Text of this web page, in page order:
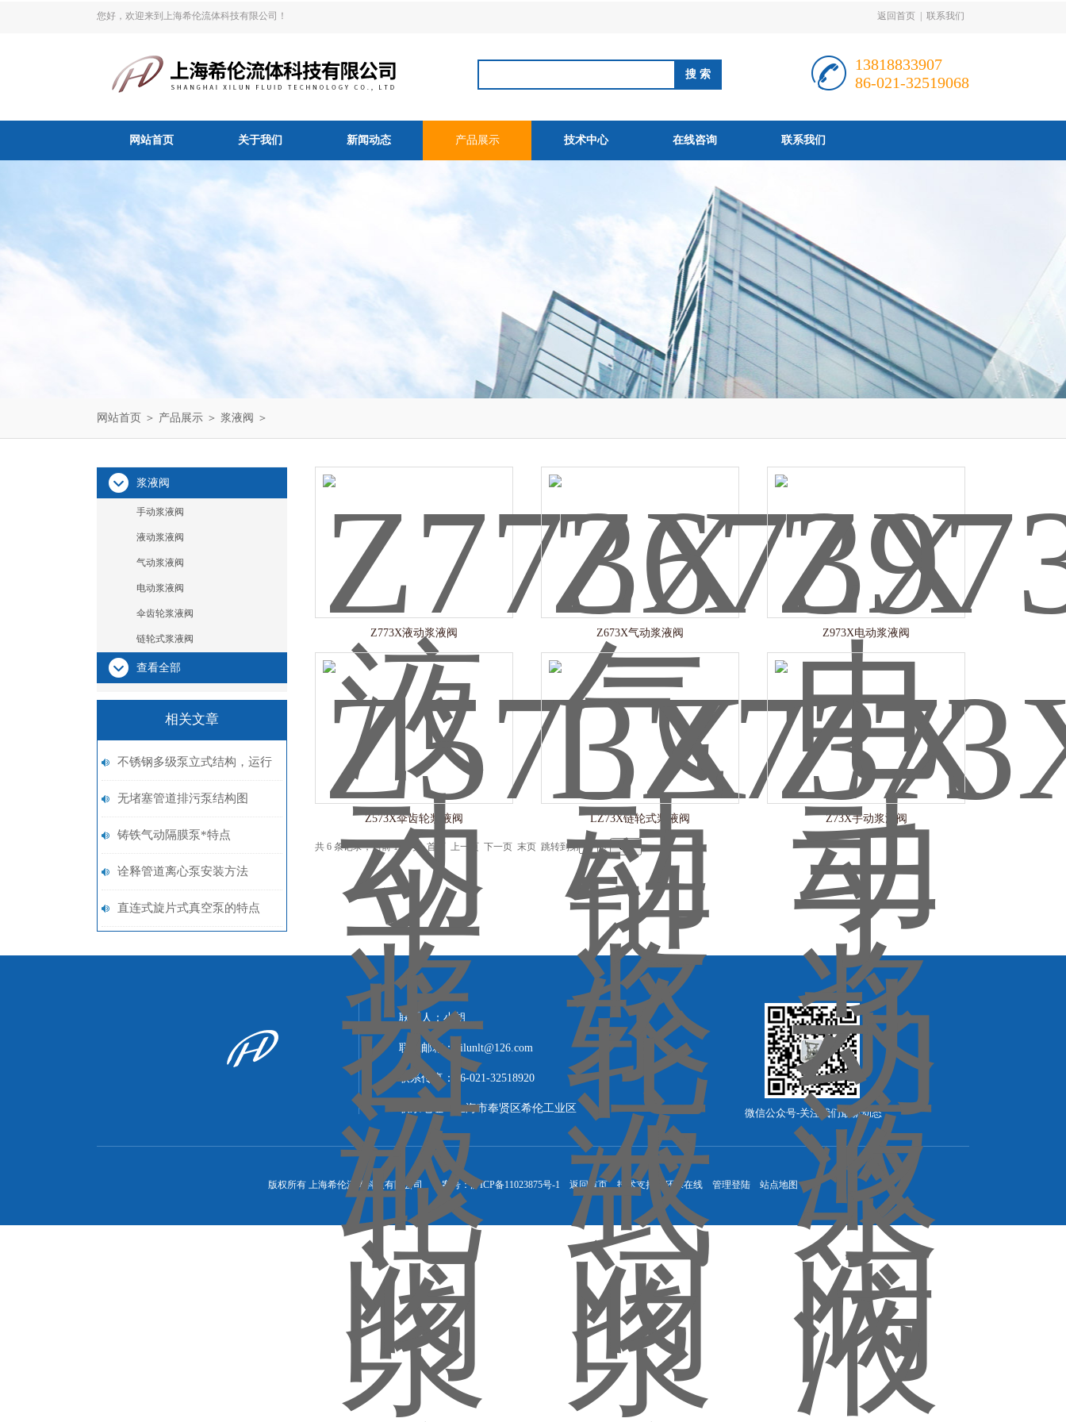
您好，欢迎来到上海希伦流体科技有限公司！ 返回首页 联系我们
13818833907
86-021-32519068
网站首页 关于我们 新闻动态 产品展示 技术中心 在线咨询 联系我们
网站首页 ＞ 产品展示 ＞ 浆液阀 ＞
浆液阀
手动浆液阀
液动浆液阀
气动浆液阀
电动浆液阀
伞齿轮浆液阀
链轮式浆液阀
查看全部
相关文章
不锈钢多级泵立式结构，运行
平稳
无堵塞管道排污泵结构图
铸铁气动隔膜泵*特点
诠释管道离心泵安装方法
直连式旋片式真空泵的特点
Z773X液动浆液阀 Z673X气动浆液阀 Z973X电动浆液阀
Z573X伞齿轮浆液阀 LZ73X链轮式浆液阀 Z73X手动浆液阀
共 6 条记录，当前 1 / 1 页 首页 上一页 下一页 末页 跳转到第 页
联系人：小胡
联系邮箱：xilunlt@126.com
联系传真：86-021-32518920
联系地址：上海市奉贤区希伦工业区 微信公众号-关注我们最新动态
版权所有 上海希伦流体科技有限公司 备案号：沪ICP备11023875号-1 返回首页技术支持： 环保在线 管理登陆 站点地图